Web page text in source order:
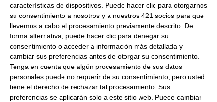
características de dispositivos. Puede hacer clic para otorgarnos
su consentimiento a nosotros y a nuestros 421 socios para que
llevemos a cabo el procesamiento previamente descrito. De
forma alternativa, puede hacer clic para denegar su
consentimiento o acceder a información más detallada y
cambiar sus preferencias antes de otorgar su consentimiento.
Tenga en cuenta que algún procesamiento de sus datos
personales puede no requerir de su consentimiento, pero usted
tiene el derecho de rechazar tal procesamiento. Sus
preferencias se aplicarán solo a este sitio web. Puede cambiar
Composició: 55% lli i 45% modal.
Mida: 130 x 130 cm.